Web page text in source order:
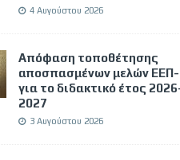
4 Αυγούστου 2026
Απόφαση τοποθέτησης
αποσπασμένων μελών
για το διδακτικό έτος
2027
3 Αυγούστου 2026